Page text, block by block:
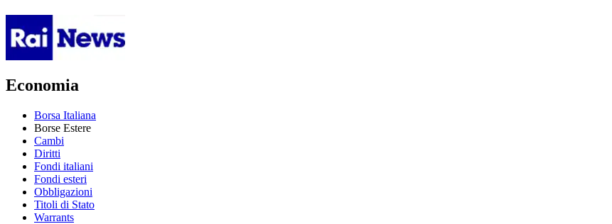
Economia
Borsa Italiana
Borse Estere
Cambi
Diritti
Fondi italiani
Fondi esteri
Obbligazioni
Titoli di Stato
Warrants